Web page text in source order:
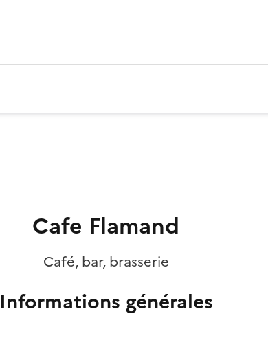
Cafe Flamand
Café, bar, brasserie
Informations générales